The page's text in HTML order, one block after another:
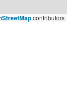
contributors